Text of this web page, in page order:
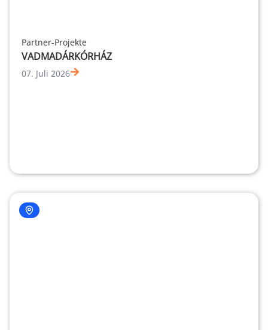
Partner-Projekte
VADMADÁRKÓRHÁZ
07. Juli 2026